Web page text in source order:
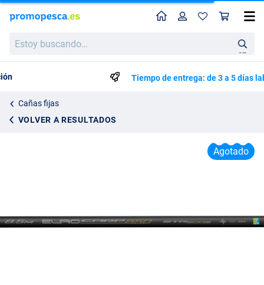
buscando…
en
Perfil
Tiempo de entrega: de 3 a 5 días laborales
Cañas fijas
VOLVER A RESULTADOS
Preston Euro Carp 850 STR Edge Caña Fija 8,5 m
299.99
Agotado